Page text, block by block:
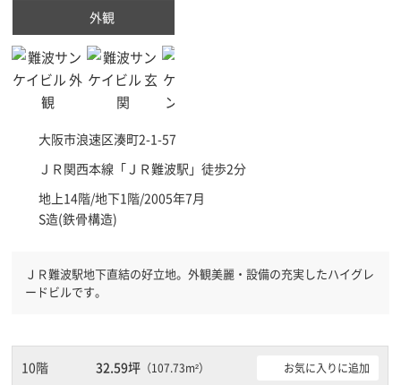
外観
大阪市浪速区湊町2-1-57
ＪＲ関西本線「 ＪＲ難波駅 」徒歩2分
地上14階/地下1階/2005年7月
S造(鉄骨構造)
ＪＲ難波駅地下直結の好立地。外観美麗・設備の充実したハイグレ
ードビルです。
10階 32.59坪 （107.73m²） お気に入りに追加